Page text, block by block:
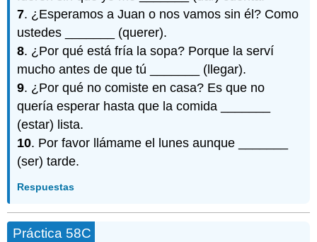
7. ¿Esperamos a Juan o nos vamos sin él? Como
ustedes _______ (querer).
8. ¿Por qué está fría la sopa? Porque la serví
mucho antes de que tú _______ (llegar).
9. ¿Por qué no comiste en casa? Es que no
quería esperar hasta que la comida _______
(estar) lista.
10. Por favor llámame el lunes aunque _______
(ser) tarde.
Respuestas
Práctica 58C